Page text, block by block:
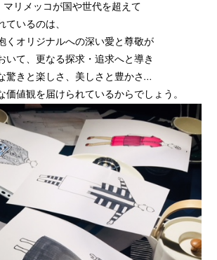
マリメッコが国や世代を超えて
いるのは、
くオリジナルへの深い愛と尊敬が
いて、更なる探求・追求へと導き
驚きと楽しさ、美しさと豊かさ…
価値観を届けられているからでしょう。